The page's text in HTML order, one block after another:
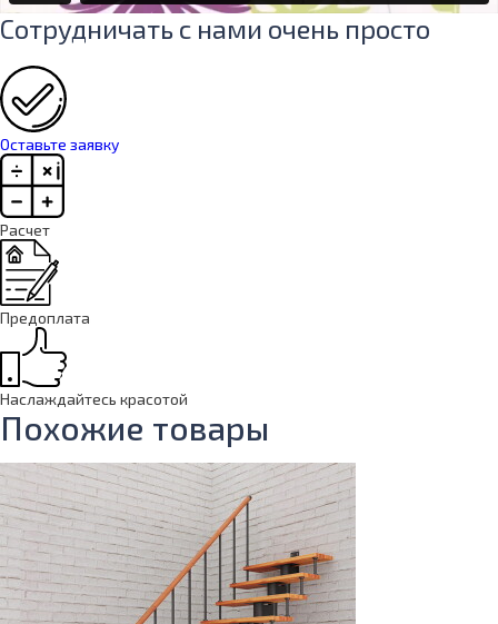
Сотрудничать с нами очень просто
Оставьте заявку
Расчет
Предоплата
Наслаждайтесь красотой
Похожие товары